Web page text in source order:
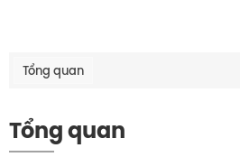
Tổng quan
Tổng quan